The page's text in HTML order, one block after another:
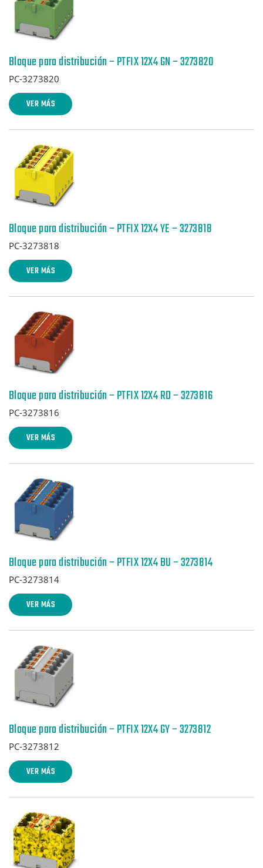
Bloque para distribución – PTFIX 12X4 GN – 3273820
PC-3273820
VER MÁS
Bloque para distribución – PTFIX 12X4 YE – 3273818
PC-3273818
VER MÁS
Bloque para distribución – PTFIX 12X4 RD – 3273816
PC-3273816
VER MÁS
Bloque para distribución – PTFIX 12X4 BU – 3273814
PC-3273814
VER MÁS
Bloque para distribución – PTFIX 12X4 GY – 3273812
PC-3273812
VER MÁS